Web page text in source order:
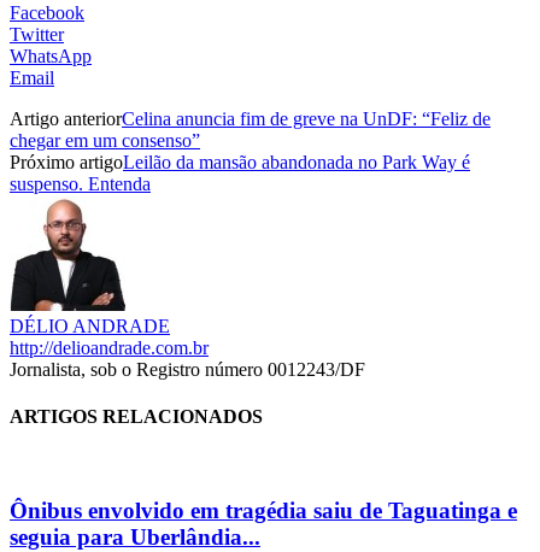
Facebook
Twitter
WhatsApp
Email
Artigo anteriorCelina anuncia fim de greve na UnDF: “Feliz de
chegar em um consenso”
Próximo artigoLeilão da mansão abandonada no Park Way é
suspenso. Entenda
DÉLIO ANDRADE
http://delioandrade.com.br
Jornalista, sob o Registro número 0012243/DF
ARTIGOS RELACIONADOS
Ônibus envolvido em tragédia saiu de Taguatinga e
seguia para Uberlândia...